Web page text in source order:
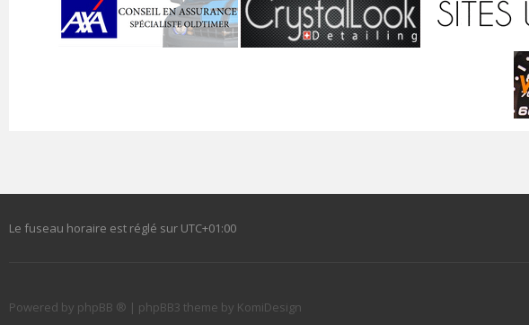
Le fuseau horaire est réglé sur UTC+01:00
Powered by phpBB ® | phpBB3 theme by KomiDesign